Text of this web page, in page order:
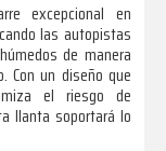
excepcional en
las autopistas
de manera
Con un diseño que
el riesgo de
llanta soportará lo